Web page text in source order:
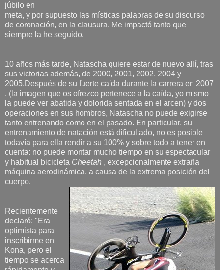
júbilo en
meta, y por supuesto las místicas palabras de su discurso
de coronación, en la clausura. Me impactó tanto que
siempre la he seguido.
10 años más tarde, Natascha quiere estar de nuevo allí, tras
sus victorias además, de 2000, 2001, 2002, 2004 y
2005.Después de su fuerte caída durante la carrera en 2007
, (la imagen que os ofrezco pertenece a la caída, yo mismo
la puede ver abatida y dolorida sentada en el arcen) y dos
operaciones en sus hombros, Natascha no puede exigirse
tanto entrenando como en el pasado. En particular, su
entrenamiento de natación está dificultado, no es posible
todavía para ella rendir a su 100% y sobre todo a tener en
cuenta: no puede montar mucho tiempo en su espectacular
y habitual bicicleta Cheetah , excepcionalmente extraña
máquina aerodinámica, a causa de la extrema posición del
cuerpo.
Recientemente
declaró: "Era
optimista para
inscribirme en
Kona, pero el
tiempo se acerca